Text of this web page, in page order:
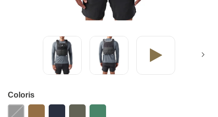
Coloris